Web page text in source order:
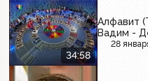
34:58
Алфавит
Вадим -
28